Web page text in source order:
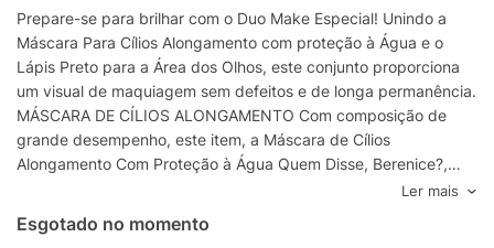
Prepare-se para brilhar com o Duo Make Especial! Unindo a
Máscara Para Cílios Alongamento com proteção à Água e o
Lápis Preto para a Área dos Olhos, este conjunto proporciona
um visual de maquiagem sem defeitos e de longa permanência.
MÁSCARA DE CÍLIOS ALONGAMENTO Com composição de
grande desempenho, este item, a Máscara de Cílios
Alongamento Com Proteção à Água Quem Disse, Berenice?,
oferece fios longos e com volume já na camada inicial. Sua
barreira contra a água e a transpiração mantém um look
incrível, sem manchar ou sumir a cor. LÁPIS PARA OLHOS O
Ler mais
Esgotado no momento